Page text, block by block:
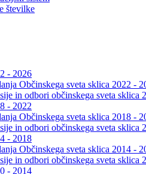
številke
- 2026
Občinskega sveta sklica 2022 -
in odbori občinskega sveta sklica
- 2022
Občinskega sveta sklica 2018 -
in odbori občinskega sveta sklica
- 2018
Občinskega sveta sklica 2014 -
in odbori občinskega sveta sklica
- 2014